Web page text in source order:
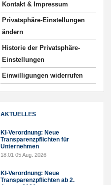
Kontakt & Impressum
Privatsphäre-Einstellungen
ändern
Historie der Privatsphäre-
Einstellungen
Einwilligungen widerrufen
AKTUELLES
KI-Verordnung: Neue
Transparenzpflichten für
Unternehmen
18:01 05 Aug. 2026
KI-Verordnung: Neue
Transparenzpflichten ab 2.